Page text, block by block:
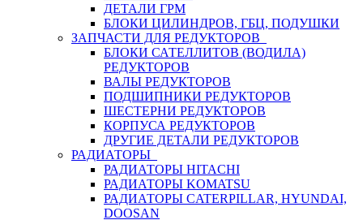
ДЕТАЛИ ГРМ
БЛОКИ ЦИЛИНДРОВ, ГБЦ, ПОДУШКИ
ЗАПЧАСТИ ДЛЯ РЕДУКТОРОВ
БЛОКИ САТЕЛЛИТОВ (ВОДИЛА)
РЕДУКТОРОВ
ВАЛЫ РЕДУКТОРОВ
ПОДШИПНИКИ РЕДУКТОРОВ
ШЕСТЕРНИ РЕДУКТОРОВ
КОРПУСА РЕДУКТОРОВ
ДРУГИЕ ДЕТАЛИ РЕДУКТОРОВ
РАДИАТОРЫ
РАДИАТОРЫ HITACHI
РАДИАТОРЫ KOMATSU
РАДИАТОРЫ CATERPILLAR, HYUNDAI,
DOOSAN